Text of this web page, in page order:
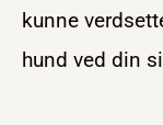
kunne
hund ved din